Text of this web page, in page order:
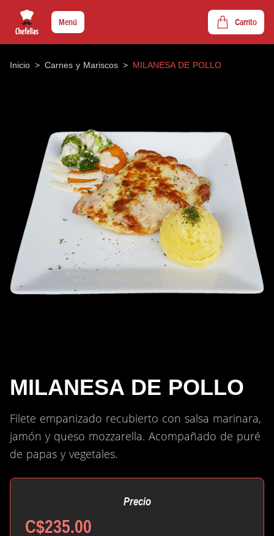
Menú Carrito
Inicio > Carnes y Mariscos > MILANESA DE POLLO
MILANESA DE POLLO
Filete empanizado recubierto con salsa marinara,
jamón y queso mozzarella. Acompañado de puré
de papas y vegetales.
Precio
C$235.00